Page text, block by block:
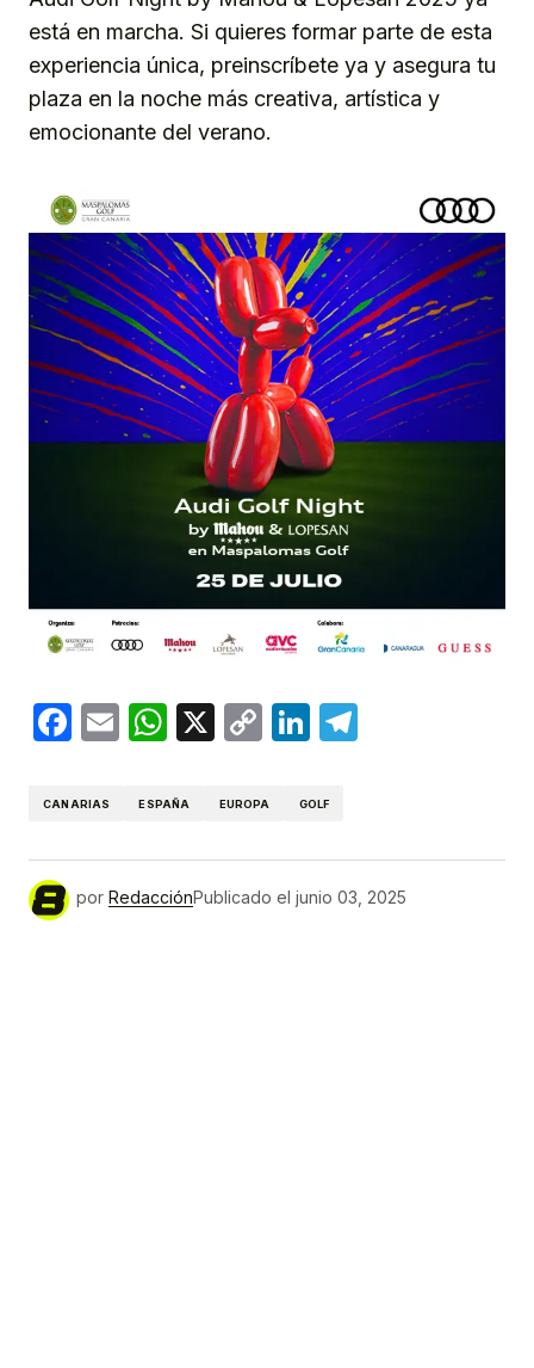
está en marcha. Si quieres formar parte de esta
experiencia única, preinscríbete ya y asegura tu
plaza en la noche más creativa, artística y
emocionante del verano.
Facebook
EmailWhatsApp
X
CopyLinkedIn
CANARIAS ESPAÑA EUROPA GOLF
por RedacciónPublicado el junio 03, 2025